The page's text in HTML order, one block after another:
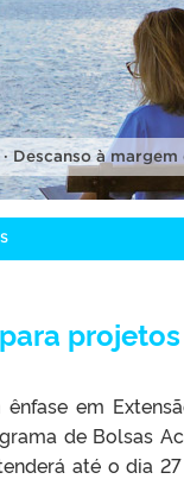
Descanso à
projetos
em
de Bolsas
até o dia